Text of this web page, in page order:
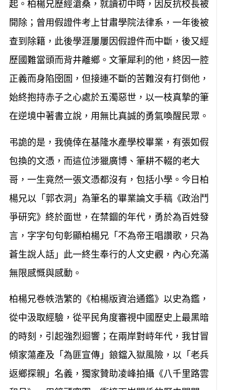
起。柏楊兄歷經滄桑，就讀初中時，因反抗校長被
開除；曾用假證件考上甘肅學院法律系，一年後被
查到除籍，此後學涯屢屢因假證件而中斷，後又經
歷國難當頭而背井離鄉。文筆犀利的他，終因一腔
正義而身陷囹圄，但接連不斷的苦難沒有打倒他，
始終抱持赤子之心處於五濁惡世，以一枝真摯的筆
在逆境中著書立說，用無比真誠的勇氣喚醒民眾。
弔詭的是，我僥倖在基隆水產學校畢業，有張如假
包換的文憑，而這位涉獵廣博、筆耕不輟的老大
哥，一生竟然一張文憑都沒有，包括小學。今日柏
楊兄以「郭衣洞」為筆名的畢業論文手稿《政治鬥
爭研究》終於面世，在禁錮的年代，勇於為百姓發
言，字字句句彰顯柏楊兄「不為帝王唱讚歌，只為
蒼生說人話」此一終生奉行的人文史觀，內心充滿
無限感慨與感動。
柏楊兄卷帙浩繁的《柏楊版資治通鑑》以史為鑑，
從中汲取經驗，從平民角度審視中國歷史上最黑暗
的時刻，引起強烈迴響；在兩岸對峙年代，我甘冒
傾家蕩產及「為匪宣傳」鋃鐺入獄風險，以「老兵
返鄉探親」名義，獨家贊助凌峰拍攝《八千里路雲